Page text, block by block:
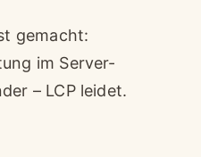
gemacht:
im Server-
– LCP leidet.